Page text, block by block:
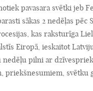
pavasara svētki jeb
sākas 2 nedēļas pēc
kas raksturīga
Eiropā, ieskaitot
nedēļu pilni ar
priekšnesumiem, svētku